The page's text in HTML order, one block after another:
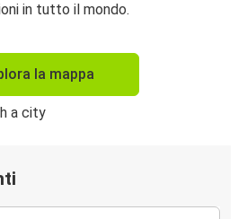
in tutto il mondo.
la mappa